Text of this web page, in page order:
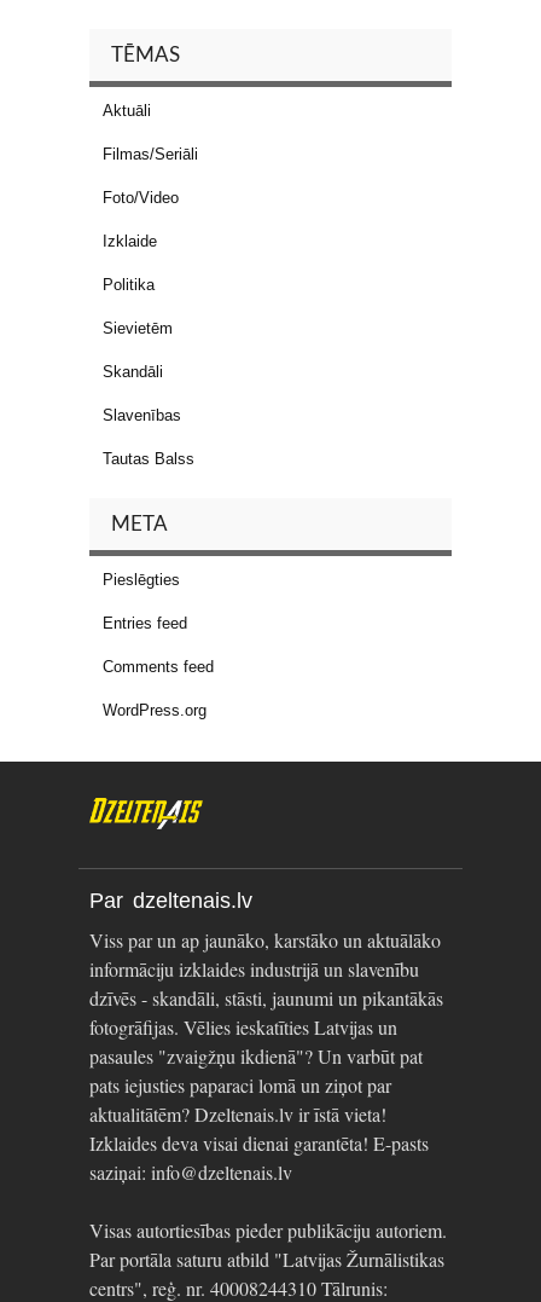
TĒMAS
Aktuāli
Filmas/Seriāli
Foto/Video
Izklaide
Politika
Sievietēm
Skandāli
Slavenības
Tautas Balss
META
Pieslēgties
Entries feed
Comments feed
WordPress.org
Par dzeltenais.lv
Viss par un ap jaunāko, karstāko un aktuālāko
informāciju izklaides industrijā un slavenību
dzīvēs - skandāli, stāsti, jaunumi un pikantākās
fotogrāfijas. Vēlies ieskatīties Latvijas un
pasaules "zvaigžņu ikdienā"? Un varbūt pat
pats iejusties paparaci lomā un ziņot par
aktualitātēm? Dzeltenais.lv ir īstā vieta!
Izklaides deva visai dienai garantēta! E-pasts
saziņai: info@dzeltenais.lv
Visas autortiesības pieder publikāciju autoriem.
Par portāla saturu atbild "Latvijas Žurnālistikas
centrs", reģ. nr. 40008244310 Tālrunis: